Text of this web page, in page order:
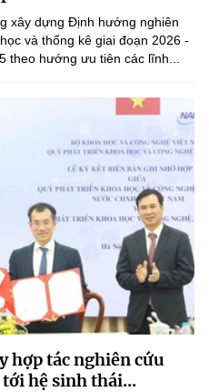
xây dựng Định hướng nghiên
và thống kê giai đoạn 2026 -
theo hướng ưu tiên các lĩnh...
hợp tác nghiên cứu
hệ sinh thái...